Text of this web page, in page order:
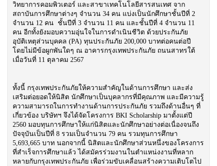
วิทยาการคอมพิวเตอร์ และสาขาเทคโนโลยีสารสนเทศ จาก
สถาบันการศึกษาต่างๆ จำนวน 34 คน แบ่งเป็นนักศึกษาชั้นปีที่ 2
จำนวน 12 คน ชั้นปีที่ 3 จำนวน 11 คน และชั้นปีที่ 4 จำนวน 11
คน อีกทั้งยังมอบความอุ่นใจในการดำเนินชีวิต ด้วยประกันภัย
อุบัติเหตุส่วนบุคคล (PA) ทุนประกันภัย 200,000 บาทต่อคนต่อปี
โดยไม่มีข้อผูกพันใดๆ ณ อาคารกรุงเทพประกันภัย ถนนสาทรใต้
เมื่อวันที่ 11 ตุลาคม 2567
ทั้งนี้ กรุงเทพประกันภัยให้ความสำคัญในด้านการศึกษา และส่ง
เสริมต่อยอดให้นิสิต นักศึกษาเป็นบุคลากรที่มีคุณภาพ และมีความรู้
ความสามารถในการทำงานด้านการประกันภัย รวมถึงด้านอื่นๆ ที่
เกี่ยวข้อง บริษัทฯ จึงได้จัดโครงการ BKI Scholarship มาตั้งแต่ปี
2560 มอบทุนการศึกษาให้แก่นิสิตและนักศึกษาอย่างต่อเนื่องจนถึง
ปัจจุบันเป็นปีที่ 8 รวมเป็นจำนวน 79 คน รวมทุนการศึกษา
5,693,665 บาท นอกจากนี้ นิสิตและนักศึกษาส่วนหนึ่งของโครงการ
ที่สำเร็จการศึกษาแล้ว ได้สมัครร่วมงานในตำแหน่งงานที่หลาก
หลายกับกรุงเทพประกันภัย เพื่อร่วมขับเคลื่อนสร้างความเติบโตไป